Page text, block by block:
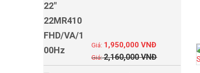
2,160,000VNĐ
1,950,000VNĐ